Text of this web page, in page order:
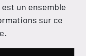
est un ensemble
sur ce